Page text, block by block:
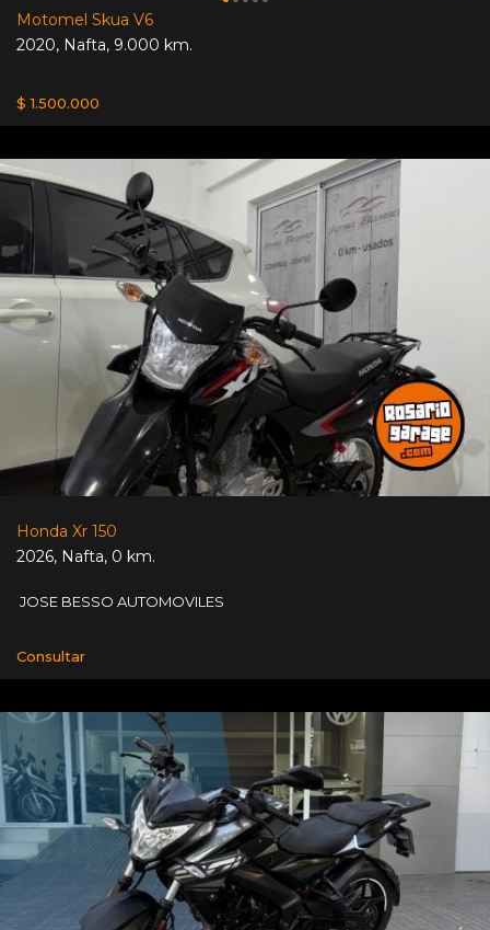
Motomel Skua V6
2020, Nafta, 9.000 km.
$ 1.500.000
Honda Xr 150
2026, Nafta, 0 km.
JOSE BESSO AUTOMOVILES
Consultar